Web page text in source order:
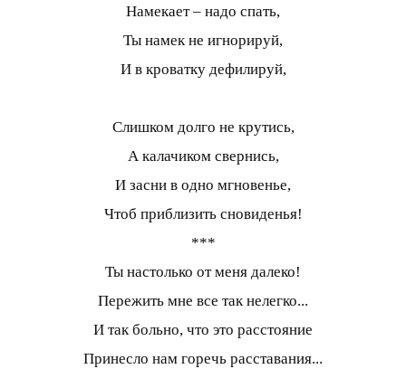
Намекает – надо спать,
Ты намек не игнорируй,
И в кроватку дефилируй,
Слишком долго не крутись,
А калачиком свернись,
И засни в одно мгновенье,
Чтоб приблизить сновиденья!
***
Ты настолько от меня далеко!
Пережить мне все так нелегко...
И так больно, что это расстояние
Принесло нам горечь расставания...